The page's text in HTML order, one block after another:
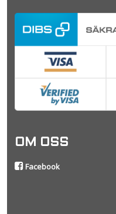
OM OSS
Facebook